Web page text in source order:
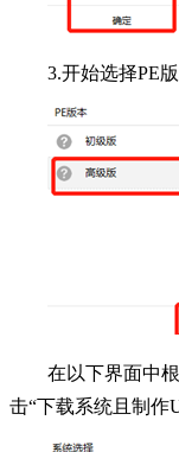
3.开始选择PE
在以下界面中
击“下载系统且制作U